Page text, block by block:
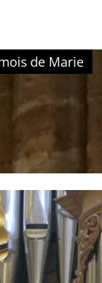
de Marie